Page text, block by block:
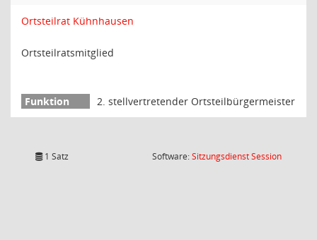
Ortsteilrat Kühnhausen
Ortsteilratsmitglied
2. stellvertretender Ortsteilbürgermeister
1 Satz Software:SitzungsdienstSession(Wird in